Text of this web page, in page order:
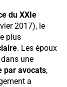
du XXIe
2017), le
plus
. Les époux
une
par avocats,
a